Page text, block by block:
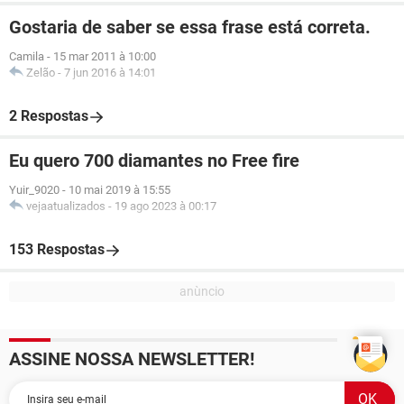
Gostaria de saber se essa frase está correta.
Camila - 15 mar 2011 à 10:00
Zelão - 7 jun 2016 à 14:01
2 Respostas
Eu quero 700 diamantes no Free fire
Yuir_9020 - 10 mai 2019 à 15:55
vejaatualizados - 19 ago 2023 à 00:17
153 Respostas
ASSINE NOSSA NEWSLETTER!